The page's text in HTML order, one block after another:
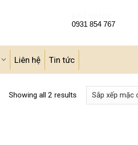
0931 854 767
Liên hệ Tin tức
Showing all 2 results